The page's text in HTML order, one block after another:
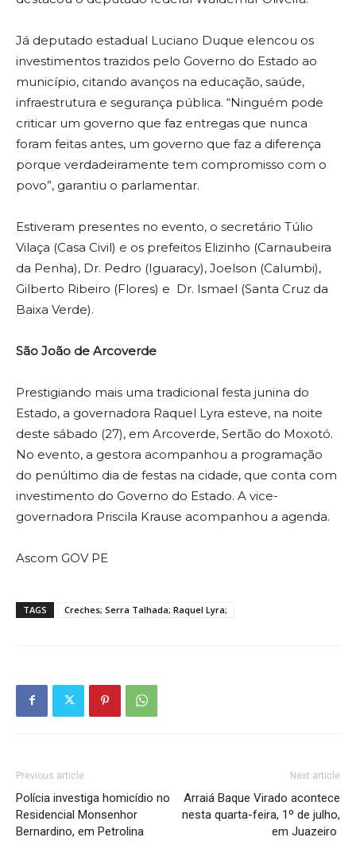
Já deputado estadual Luciano Duque elencou os
investimentos trazidos pelo Governo do Estado ao
município, citando avanços na educação, saúde,
infraestrutura e segurança pública. “Ninguém pode
criticar um governo que faz entregas que nunca
foram feitas antes, um governo que faz a diferença
porque verdadeiramente tem compromisso com o
povo”, garantiu o parlamentar.
Estiveram presentes no evento, o secretário Túlio
Vilaça (Casa Civil) e os prefeitos Elizinho (Carnaubeira
da Penha), Dr. Pedro (Iguaracy), Joelson (Calumbi),
Gilberto Ribeiro (Flores) e Dr. Ismael (Santa Cruz da
Baixa Verde).
São João de Arcoverde
Prestigiando mais uma tradicional festa junina do
Estado, a governadora Raquel Lyra esteve, na noite
deste sábado (27), em Arcoverde, Sertão do Moxotó.
No evento, a gestora acompanhou a programação
do penúltimo dia de festas na cidade, que conta com
investimento do Governo do Estado. A vice-
governadora Priscila Krause acompanhou a agenda.
Ascom GOV PE
TAGS Creches; Serra Talhada; Raquel Lyra;
Previous article
Polícia investiga homicídio no
Residencial Monsenhor
Bernardino, em Petrolina
Next article
Arraiá Baque Virado acontece
nesta quarta-feira, 1º de julho,
em Juazeiro